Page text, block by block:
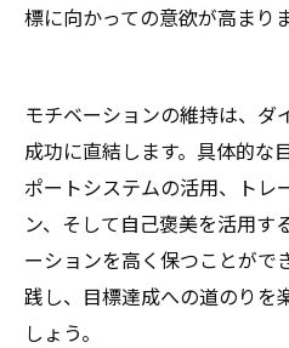
標に向かっての意欲が高まりま
モチベーションの維持は、ダ
成功に直結します。具体的な
ポートシステムの活用、トレ
ン、そして自己褒美を活用す
ーションを高く保つことがで
践し、目標達成への道のりを
しょう。